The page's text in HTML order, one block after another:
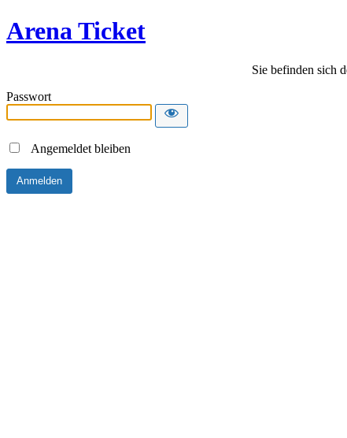
Arena Ticket
Sie befinden sich
Passwort
Angemeldet bleiben